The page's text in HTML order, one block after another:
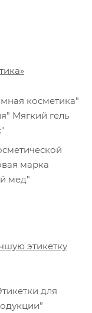
косметика"
Мягкий гель
марка
мед"
этикетку
для